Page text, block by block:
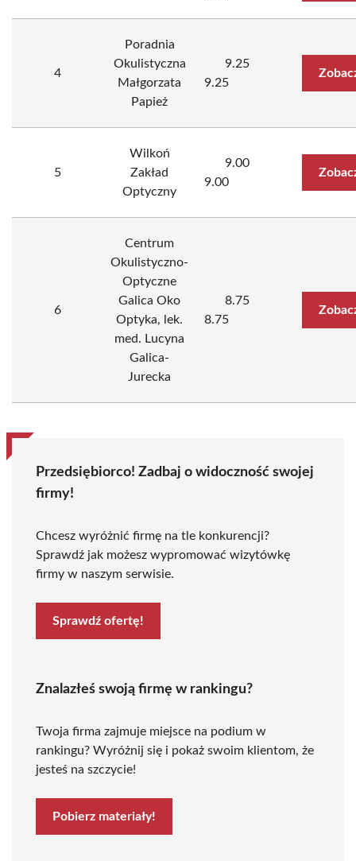
4
Poradnia
Okulistyczna
Małgorzata
Papież
9.25
9.25
5
Wilkoń
Zakład
Optyczny
9.00
9.00
6
Centrum
Okulistyczno-
Optyczne
Galica Oko
Optyka, lek.
med. Lucyna
Galica-
Jurecka
8.75
8.75
Przedsiębiorco! Zadbaj o widoczność swojej
firmy!
Chcesz wyróżnić firmę na tle konkurencji?
Sprawdź jak możesz wypromować wizytówkę
firmy w naszym serwisie.
Sprawdź ofertę!
Znalazłeś swoją firmę w rankingu?
Twoja firma zajmuje miejsce na podium w
rankingu? Wyróżnij się i pokaż swoim klientom, że
jesteś na szczycie!
Pobierz materiały!